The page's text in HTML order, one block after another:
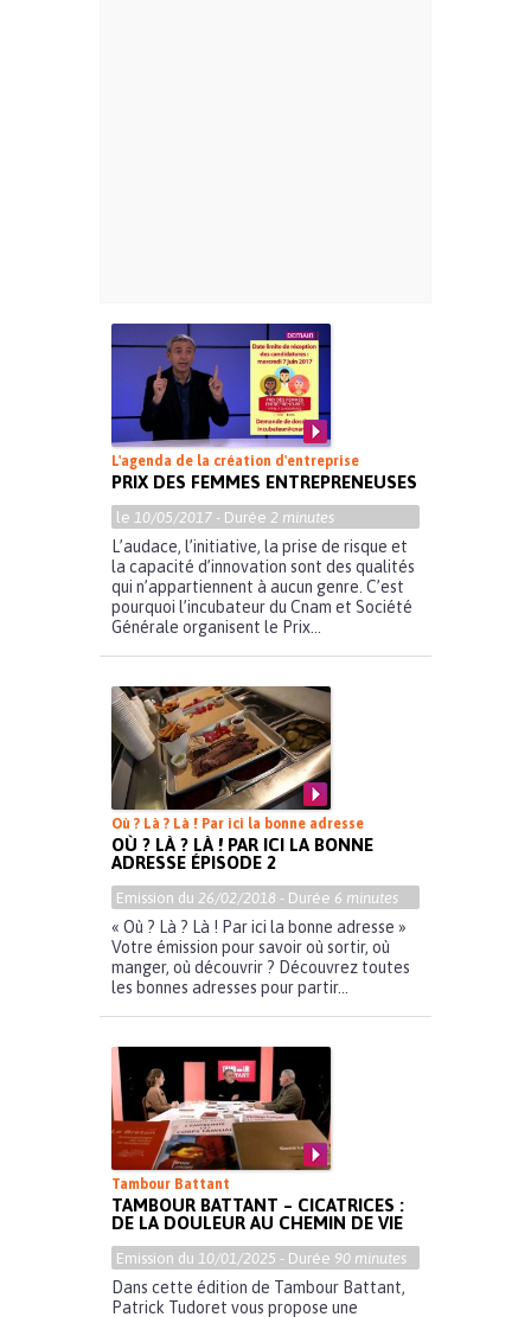
L'agenda de la création d'entreprise
PRIX DES FEMMES ENTREPRENEUSES
le 10/05/2017 - Durée 2 minutes
L’audace, l’initiative, la prise de risque et
la capacité d’innovation sont des qualités
qui n’appartiennent à aucun genre. C’est
pourquoi l’incubateur du Cnam et Société
Générale organisent le Prix...
Où ? Là ? Là ! Par ici la bonne adresse
OÙ ? LÀ ? LÀ ! PAR ICI LA BONNE
ADRESSE ÉPISODE 2
Emission du 26/02/2018 - Durée 6 minutes
« Où ? Là ? Là ! Par ici la bonne adresse »
Votre émission pour savoir où sortir, où
manger, où découvrir ? Découvrez toutes
les bonnes adresses pour partir...
Tambour Battant
TAMBOUR BATTANT – CICATRICES :
DE LA DOULEUR AU CHEMIN DE VIE
Emission du 10/01/2025 - Durée 90 minutes
Dans cette édition de Tambour Battant,
Patrick Tudoret vous propose une